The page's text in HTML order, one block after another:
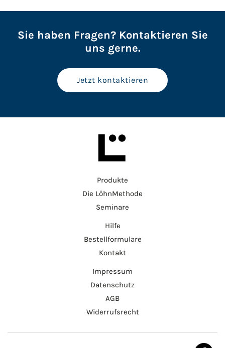
Sie haben Fragen? Kontaktieren Sie
uns gerne.
Jetzt kontaktieren
Produkte
Die LöhnMethode
Seminare
Hilfe
Bestellformulare
Kontakt
Impressum
Datenschutz
AGB
Widerrufsrecht